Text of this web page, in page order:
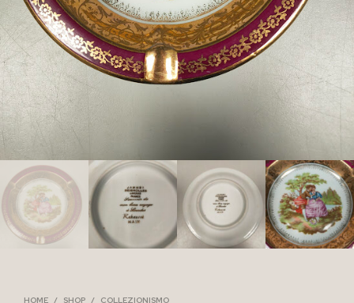
HOME / SHOP / COLLEZIONISMO